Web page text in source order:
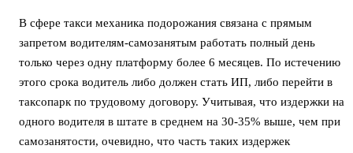
В сфере такси механика подорожания связана с прямым
запретом водителям-самозанятым работать полный день
только через одну платформу более 6 месяцев. По истечению
этого срока водитель либо должен стать ИП, либо перейти в
таксопарк по трудовому договору. Учитывая, что издержки на
одного водителя в штате в среднем на 30-35% выше, чем при
самозанятости, очевидно, что часть таких издержек